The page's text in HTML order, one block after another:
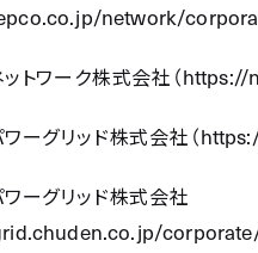
network/
トワーク株式会社（https://
ーグリッド株式会社（
ーグリッド株式会社